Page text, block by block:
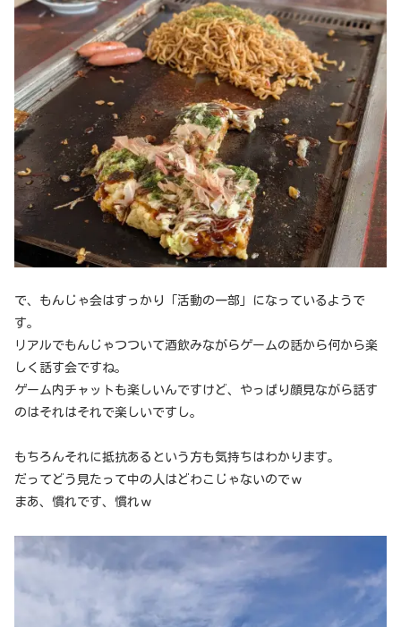
で、もんじゃ会はすっかり「活動の一部」になっているようで
す。
リアルでもんじゃつついて酒飲みながらゲームの話から何から楽
しく話す会ですね。
ゲーム内チャットも楽しいんですけど、やっぱり顔見ながら話す
のはそれはそれで楽しいですし。
もちろんそれに抵抗あるという方も気持ちはわかります。
だってどう見たって中の人はどわこじゃないのでｗ
まあ、慣れです、慣れｗ